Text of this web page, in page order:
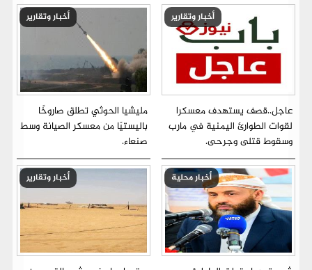
أخبار وتقارير
عاجل..قصف يستهدف معسكرا
لقوات الطوارئ اليمنية في مارب
وسقوط قتلى وجرحى.
أخبار وتقارير
مليشيا الحوثي تطلق صاروخًا
باليستيًا من معسكر الصيانة وسط
صنعاء.
أخبار محلية أخبار وتقارير